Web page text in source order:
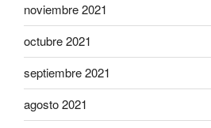
noviembre 2021
octubre 2021
septiembre 2021
agosto 2021